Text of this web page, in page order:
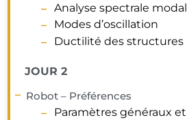
Analyse spectrale
Modes d’oscillation
Ductilité des structures
JOUR 2
Robot – Préférences
Paramètres généraux